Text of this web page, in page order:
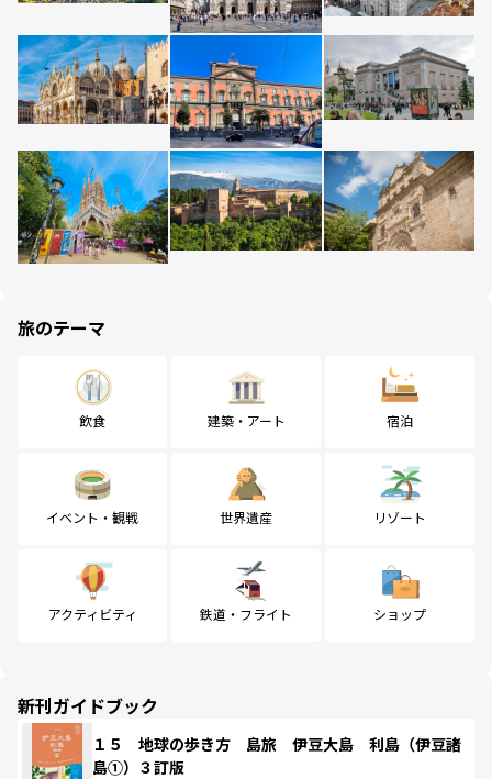
旅のテーマ
飲食 建築・アート 宿泊
イベント・観戦 世界遺産 リゾート
アクティビティ 鉄道・フライト ショップ
新刊ガイドブック
１５ 地球の歩き方 島旅 伊豆大島 利島（伊豆諸
島①）３訂版